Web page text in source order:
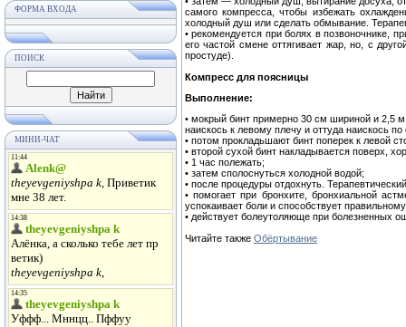
ФОРМА ВХОДА
ПОИСК
МИНИ-ЧАТ
самого компресса, чтобы избежать
холодный душ или сделать обмывание.
• рекомендуется при болях в позвоночнике,
его частой смене оттягивает жар, но, с
простуде).
Компресс для поясницы
Выполнение:
• мокрый бинт примерно 30 см шириной и 2,5
наискось к левому плечу и оттуда наискось
• потом прокладьшают бинт поперек к левой
• второй сухой бинт накладывается поверх,
• 1 час полежать;
• затем сполоснуться холодной водой;
• после процедуры отдохнуть.
• помогает при бронхите, бронхиальной
успокаивает боли и способствует
• действует болеутоляюще при болезненных
Читайте также Обёртывание